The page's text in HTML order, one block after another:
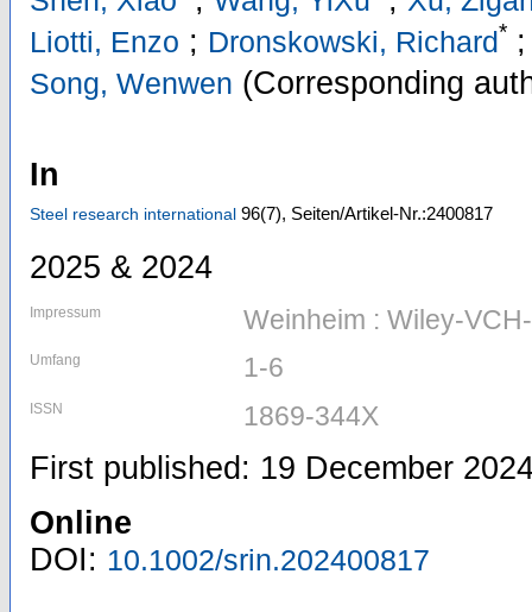
Liotti, Enzo ; Dronskowski, Richard* ;
Song, Wenwen (Corresponding
In
Steel research international 96(7), Seiten/Artikel-Nr.:2400817
2025 & 2024
Impressum Weinheim : Wiley-
Umfang 1-6
ISSN 1869-344X
First published: 19 December
Online
DOI: 10.1002/srin.202400817